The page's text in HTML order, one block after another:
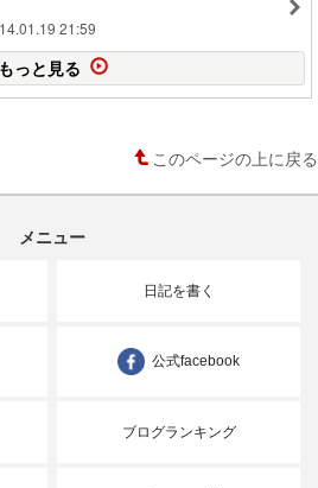
21:59
もっと見る
このページの上に戻る
メニュー
日記を書く
公式facebook
ブログランキング